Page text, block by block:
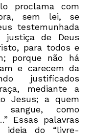
proclama com
sem lei, se
testemunhada
de Deus
para todos e
porque não há
e carecem da
justificados
mediante a
Jesus; a quem
como
Essas palavras
ideia do “livre-